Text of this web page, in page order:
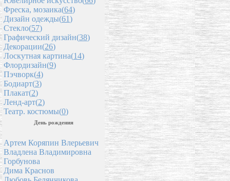
Фреска, мозаика(64)
Дизайн одежды(61)
Стекло(57)
Графический дизайн(38)
Декорации(26)
Лоскутная картина(14)
Флордизайн(9)
Пэчворк(4)
Бодиарт(3)
Плакат(2)
Ленд-арт(2)
Театр. костюмы(0)
День рождения
Артем Коряпин Влерьевич
Владлена Владимировна
Горбунова
Дима Краснов